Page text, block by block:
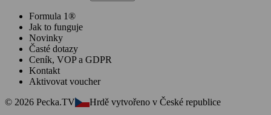
Formula 1®
Jak to funguje
Novinky
Časté dotazy
Ceník, VOP a GDPR
Kontakt
Aktivovat voucher
© 2026 Pecka.TV
Hrdě vytvořeno v České republice